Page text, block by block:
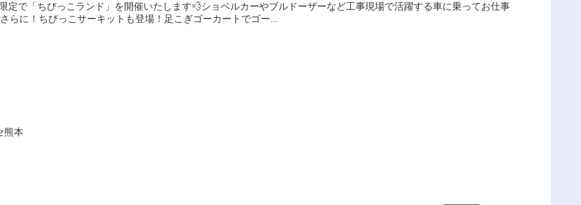
定で「ちびっこランド」を開催いたします💨ショベルカーやブルドーザーなど工事現場で活躍する車に乗ってお仕事
らに！ちびっこサーキットも登場！足こぎゴーカートでゴー...
熊本